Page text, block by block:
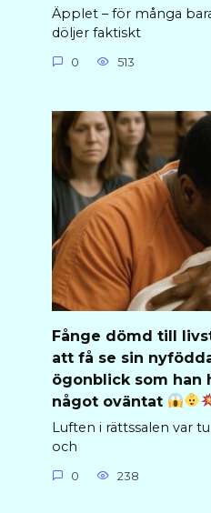
Äpplet – för många
döljer faktiskt
0 513
Fånge dömd till
att få se sin
ögonblick som han
något oväntat
Luften i rättssalen var
och
0 238